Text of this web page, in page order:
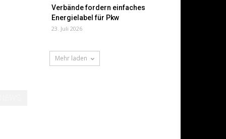
Verbände fordern einfaches
Energielabel für Pkw
23. Juli 2026
Mehr laden